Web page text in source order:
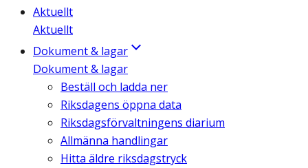
Aktuellt
Aktuellt
Dokument & lagar
Dokument & lagar
Beställ och ladda ner
Riksdagens öppna data
Riksdagsförvaltningens diarium
Allmänna handlingar
Hitta äldre riksdagstryck